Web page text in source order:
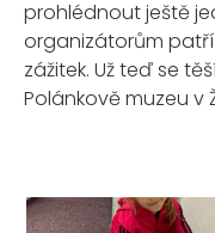
prohlédnout ještě
organizátorům
zážitek. Už teď se
Polánkově muzeu v